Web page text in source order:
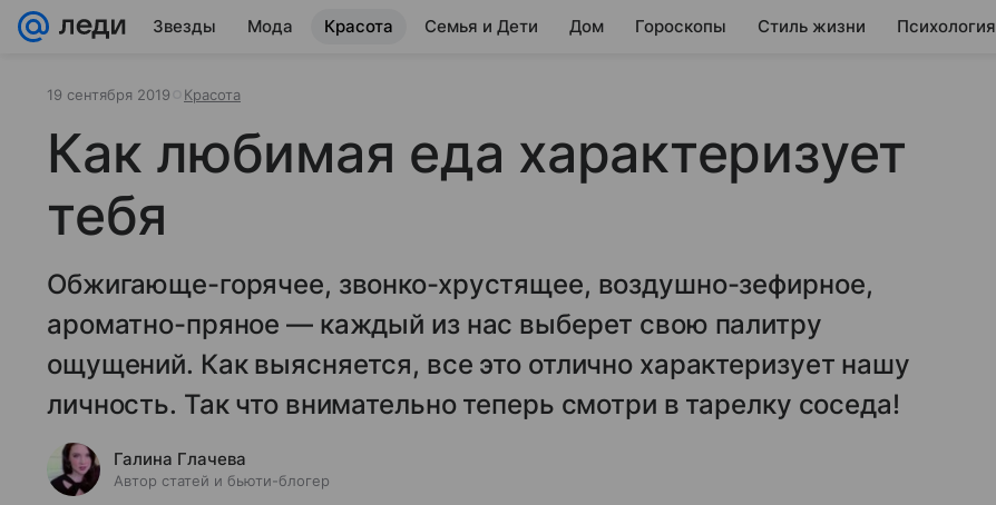
Звезды Мода Красота Семья и Дети Дом Гороскопы Стиль жизни Психология
19 сентября 2019 Красота
Как любимая еда характеризует
тебя
Обжигающе-горячее, звонко-хрустящее, воздушно-зефирное,
ароматно-пряное — каждый из нас выберет свою палитру
ощущений. Как выясняется, все это отлично характеризует нашу
личность. Так что внимательно теперь смотри в тарелку соседа!
Галина Глачева
Автор статей и бьюти-блогер